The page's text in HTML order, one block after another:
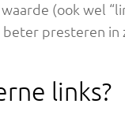
(ook wel
beter presteren in
links?